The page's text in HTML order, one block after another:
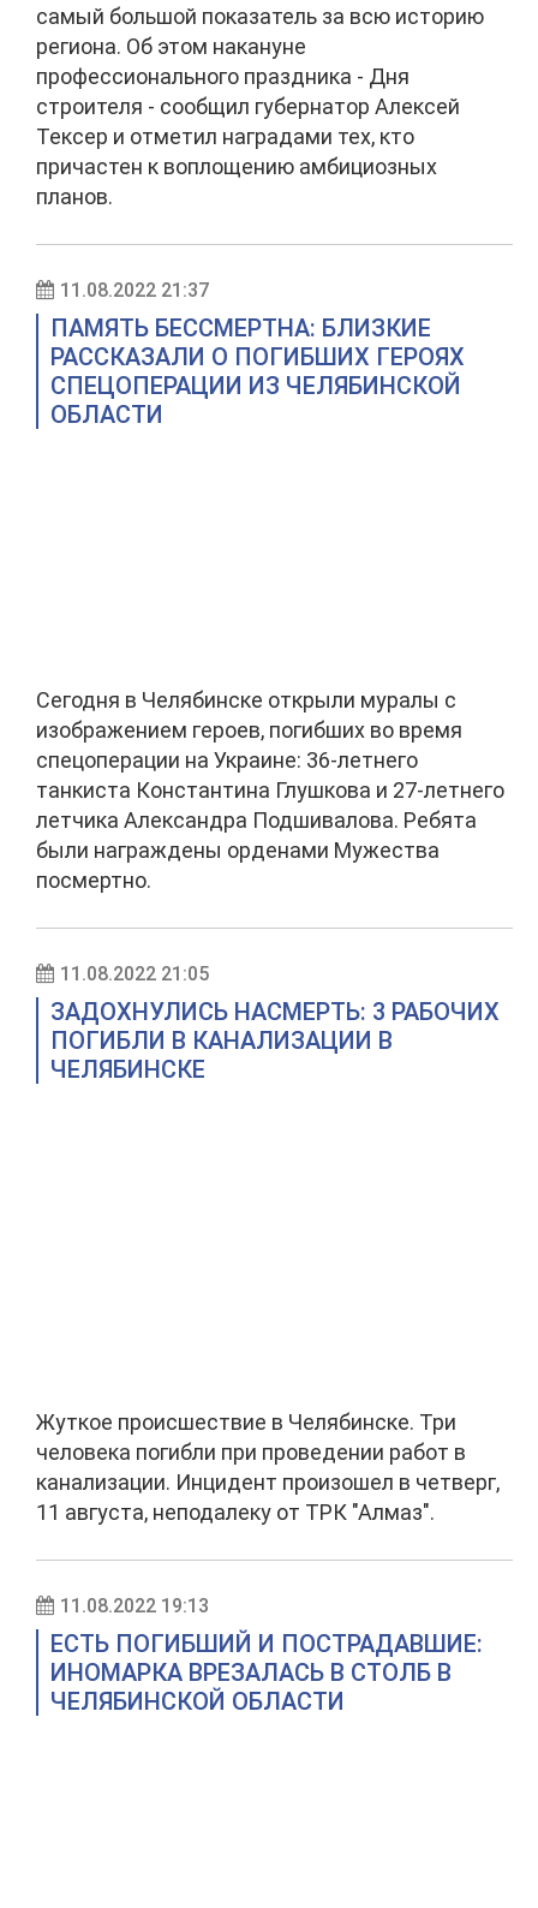
самый большой показатель за всю историю
региона. Об этом накануне
профессионального праздника - Дня
строителя - сообщил губернатор Алексей
Тексер и отметил наградами тех, кто
причастен к воплощению амбициозных
планов.
11.08.2022 21:37
ПАМЯТЬ БЕССМЕРТНА: БЛИЗКИЕ
РАССКАЗАЛИ О ПОГИБШИХ ГЕРОЯХ
СПЕЦОПЕРАЦИИ ИЗ ЧЕЛЯБИНСКОЙ
ОБЛАСТИ
Сегодня в Челябинске открыли муралы с
изображением героев, погибших во время
спецоперации на Украине: 36-летнего
танкиста Константина Глушкова и 27-летнего
летчика Александра Подшивалова. Ребята
были награждены орденами Мужества
посмертно.
11.08.2022 21:05
ЗАДОХНУЛИСЬ НАСМЕРТЬ: 3 РАБОЧИХ
ПОГИБЛИ В КАНАЛИЗАЦИИ В
ЧЕЛЯБИНСКЕ
Жуткое происшествие в Челябинске. Три
человека погибли при проведении работ в
канализации. Инцидент произошел в четверг,
11 августа, неподалеку от ТРК "Алмаз".
11.08.2022 19:13
ЕСТЬ ПОГИБШИЙ И ПОСТРАДАВШИЕ:
ИНОМАРКА ВРЕЗАЛАСЬ В СТОЛБ В
ЧЕЛЯБИНСКОЙ ОБЛАСТИ